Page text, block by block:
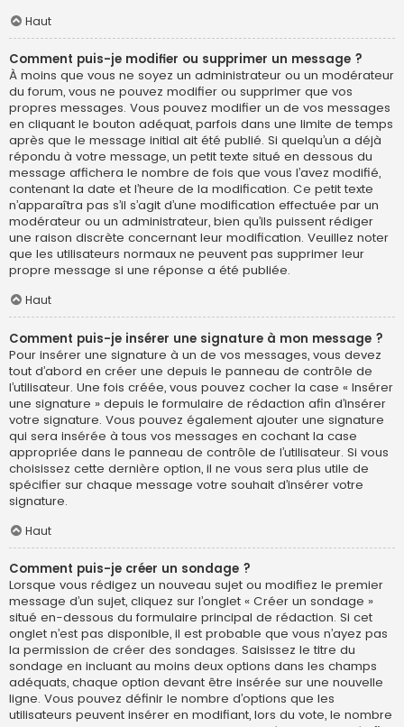
Haut
Comment puis-je modifier ou supprimer un message ?
À moins que vous ne soyez un administrateur ou un modérateur
du forum, vous ne pouvez modifier ou supprimer que vos
propres messages. Vous pouvez modifier un de vos messages
en cliquant le bouton adéquat, parfois dans une limite de temps
après que le message initial ait été publié. Si quelqu’un a déjà
répondu à votre message, un petit texte situé en dessous du
message affichera le nombre de fois que vous l’avez modifié,
contenant la date et l’heure de la modification. Ce petit texte
n’apparaîtra pas s’il s’agit d’une modification effectuée par un
modérateur ou un administrateur, bien qu’ils puissent rédiger
une raison discrète concernant leur modification. Veuillez noter
que les utilisateurs normaux ne peuvent pas supprimer leur
propre message si une réponse a été publiée.
Haut
Comment puis-je insérer une signature à mon message ?
Pour insérer une signature à un de vos messages, vous devez
tout d’abord en créer une depuis le panneau de contrôle de
l’utilisateur. Une fois créée, vous pouvez cocher la case « Insérer
une signature » depuis le formulaire de rédaction afin d’insérer
votre signature. Vous pouvez également ajouter une signature
qui sera insérée à tous vos messages en cochant la case
appropriée dans le panneau de contrôle de l’utilisateur. Si vous
choisissez cette dernière option, il ne vous sera plus utile de
spécifier sur chaque message votre souhait d’insérer votre
signature.
Haut
Comment puis-je créer un sondage ?
Lorsque vous rédigez un nouveau sujet ou modifiez le premier
message d’un sujet, cliquez sur l’onglet « Créer un sondage »
situé en-dessous du formulaire principal de rédaction. Si cet
onglet n’est pas disponible, il est probable que vous n’ayez pas
la permission de créer des sondages. Saisissez le titre du
sondage en incluant au moins deux options dans les champs
adéquats, chaque option devant être insérée sur une nouvelle
ligne. Vous pouvez définir le nombre d’options que les
utilisateurs peuvent insérer en modifiant, lors du vote, le nombre